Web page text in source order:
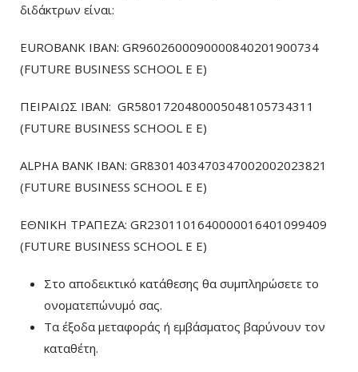
διδάκτρων είναι:
EUROBANK IBAN: GR9602600090000840201900734
(FUTURE BUSINESS SCHOOL E E)
ΠΕΙΡΑΙΩΣ ΙΒΑΝ: GR5801720480005048105734311
(FUTURE BUSINESS SCHOOL E E)
ALPHA BANK IBAN: GR8301403470347002002023821
(FUTURE BUSINESS SCHOOL E E)
ΕΘΝΙΚΗ ΤΡΑΠΕΖΑ: GR2301101640000016401099409
(FUTURE BUSINESS SCHOOL E E)
Στο αποδεικτικό κατάθεσης θα συμπληρώσετε το
ονοματεπώνυμό σας.
Τα έξοδα μεταφοράς ή εμβάσματος βαρύνουν τον
καταθέτη.